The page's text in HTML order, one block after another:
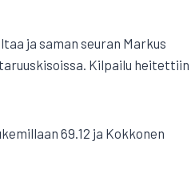
ja saman seuran Markus
Kilpailu heitettiin
69.12 ja Kokkonen